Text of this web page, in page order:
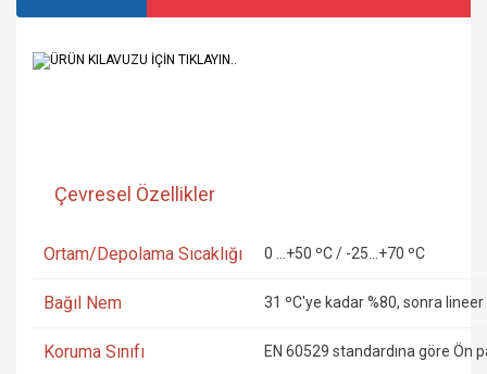
ÜRÜN KILAVUZU İÇİN TIKLAYIN..
Çevresel Özellikler
Ortam/Depolama Sıcaklığı 0 ...+50 ºC / -25...+70 ºC
Bağıl Nem 31 ºC'ye kadar %80, sonra
Koruma Sınıfı EN 60529 standardına göre Ön